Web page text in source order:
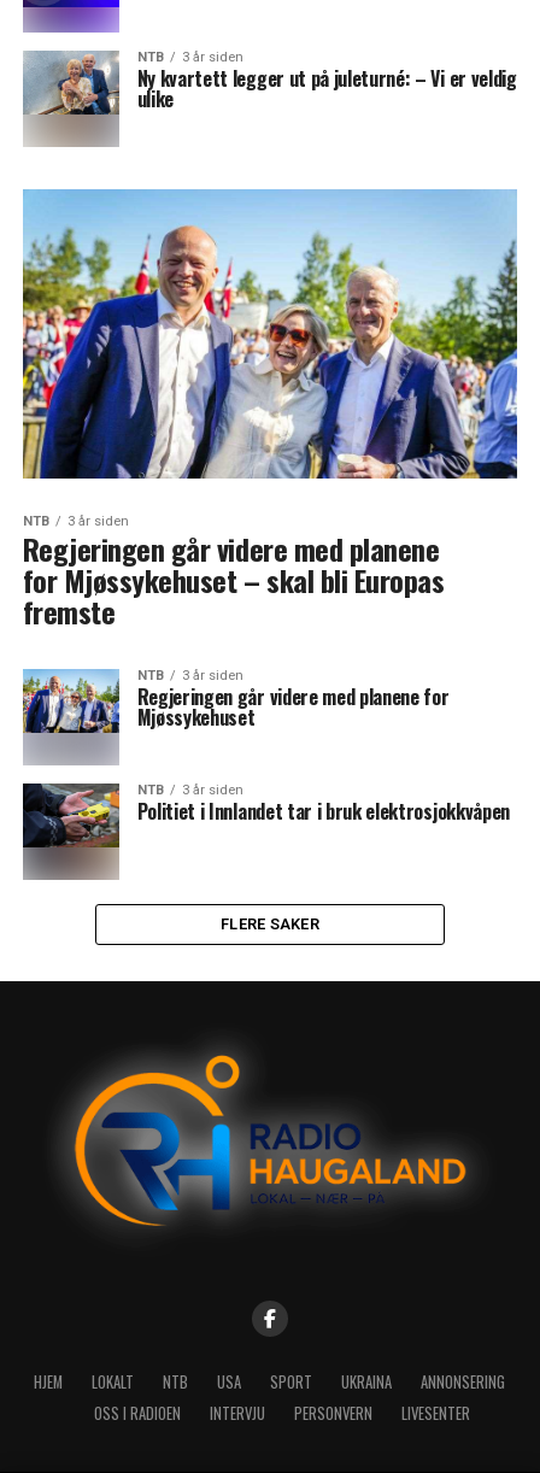
NTB 3 år siden
Ny kvartett legger ut på juleturné: – Vi er veldig
ulike
NTB 3 år siden
Regjeringen går videre med planene
for Mjøssykehuset – skal bli Europas
fremste
NTB 3 år siden
Regjeringen går videre med planene for
Mjøssykehuset
NTB 3 år siden
Politiet i Innlandet tar i bruk elektrosjokkvåpen
FLERE SAKER
HJEM LOKALT NTB USA SPORT UKRAINA
ANNONSERING
OSS I RADIOEN
INTERVJU PERSONVERN LIVESENTER